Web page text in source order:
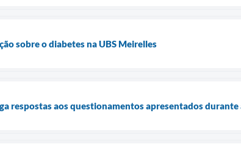
sobre o diabetes na UBS Meirelles
respostas aos questionamentos apresentados durante